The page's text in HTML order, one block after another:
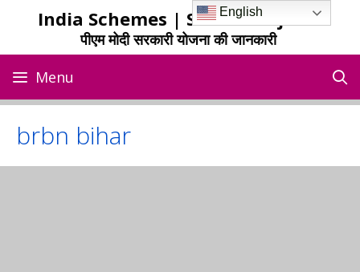
India Schemes | Sarkari Yojana
पीएम मोदी सरकारी योजना की जानकारी
Menu
brbn bihar
English